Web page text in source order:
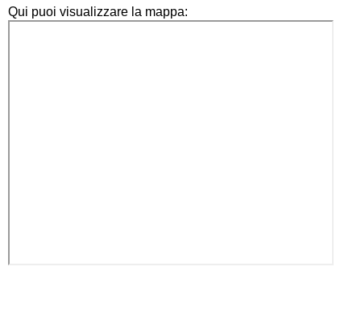
Qui puoi visualizzare la mappa: